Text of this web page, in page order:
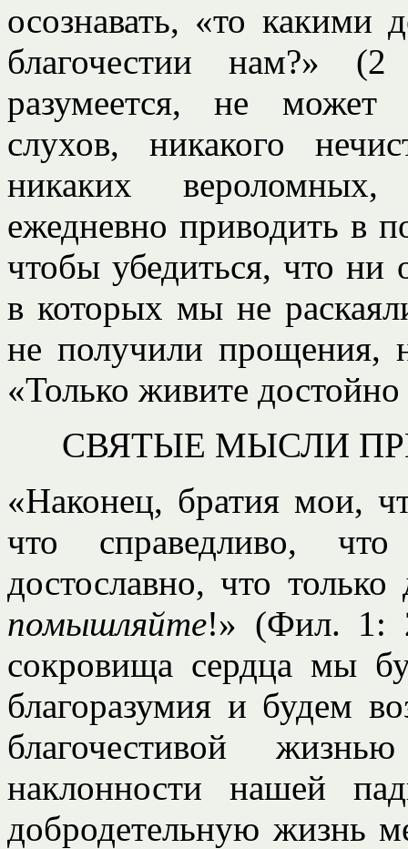
осознавать, «то
благочестии нам?»
разумеется, не может
слухов, никакого
никаких
ежедневно приводить в
чтобы убедиться, что ни
в которых мы не
не получили прощения,
«Только живите
СВЯТЫЕ МЫСЛИ
«Наконец, братия мои,
что справедливо,
достославно, что
помышляйте!» (Фил. 1:
сокровища сердца мы
благоразумия и будем
благочестивой
наклонности нашей
добродетельную жизнь